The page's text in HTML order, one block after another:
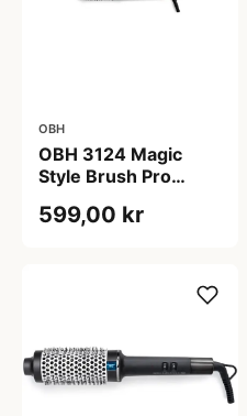
OBH
OBH 3124 Magic
Style Brush Pro
599,00 kr